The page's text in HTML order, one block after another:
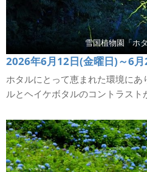
雪国植物園「ホ
2026年6月12日(金曜日)～6
ホタルにとって恵まれた環境にあ
ルとヘイケボタルのコントラスト